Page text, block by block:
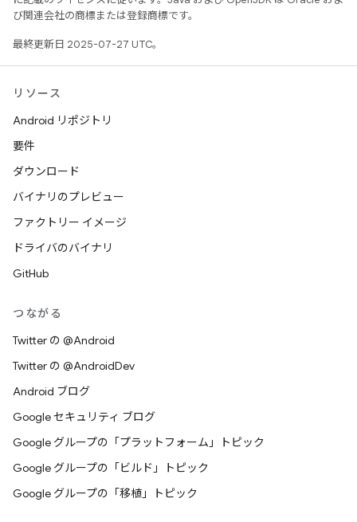
び関連会社の商標または登録商標です。
最終更新日 2025-07-27 UTC。
リソース
Android リポジトリ
要件
ダウンロード
バイナリのプレビュー
ファクトリー イメージ
ドライバのバイナリ
GitHub
つながる
Twitter の @Android
Twitter の @AndroidDev
Android ブログ
Google セキュリティ ブログ
Google グループの「プラットフォーム」トピック
Google グループの「ビルド」トピック
Google グループの「移植」トピック